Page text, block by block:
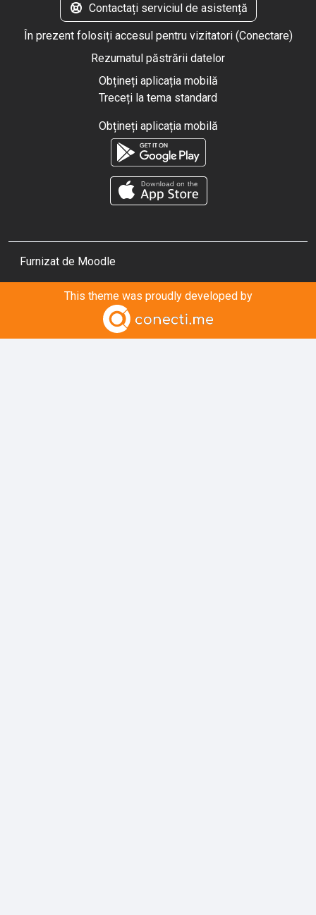
Contactați serviciul de asistență
În prezent folosiți accesul pentru vizitatori (Conectare)
Rezumatul păstrării datelor
Obțineți aplicația mobilă
Treceți la tema standard
Obțineți aplicația mobilă
Furnizat de Moodle
This theme was proudly developed by